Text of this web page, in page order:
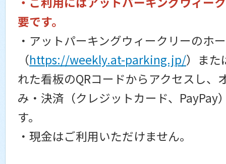
要です。
・アットパーキングウィークリーのホ
（https://weekly.at-parking.jp/）また
れた看板のQRコードからアクセスし、
み・決済（クレジットカード、PayPay
す。
・現金はご利用いただけません。